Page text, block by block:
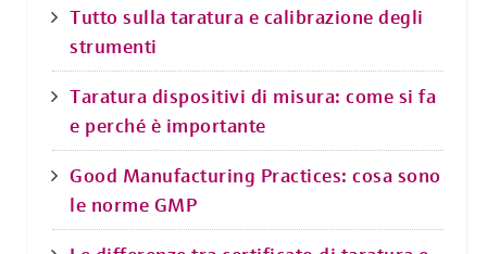
Tutto sulla taratura e calibrazione degli
strumenti
Taratura dispositivi di misura: come si fa
e perché è importante
Good Manufacturing Practices: cosa sono
le norme GMP